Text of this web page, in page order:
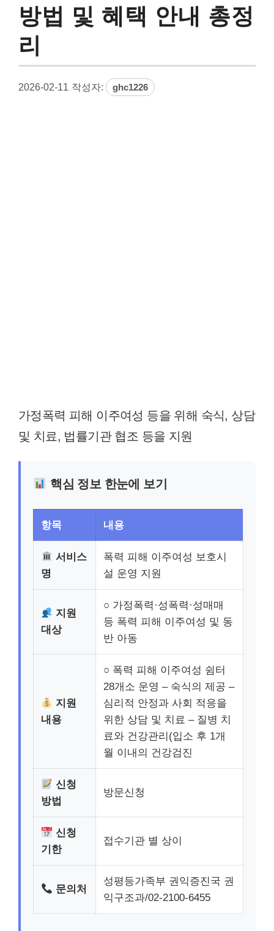
방법 및 혜택 안내 총정
리
2026-02-11 작성자: ghc1226
가정폭력 피해 이주여성 등을 위해 숙식, 상담
및 치료, 법률기관 협조 등을 지원
핵심 정보 한눈에 보기
항목 내용
서비스
명
폭력 피해 이주여성 보호시
설 운영 지원
지원
대상
○ 가정폭력·성폭력·성매매
등 폭력 피해 이주여성 및 동
반 아동
지원
내용
○ 폭력 피해 이주여성 쉼터
28개소 운영 – 숙식의 제공 –
심리적 안정과 사회 적응을
위한 상담 및 치료 – 질병 치
료와 건강관리(입소 후 1개
월 이내의 건강검진
신청
방법
방문신청
신청
기한
접수기관 별 상이
문의처
성평등가족부 권익증진국 권
익구조과/02-2100-6455